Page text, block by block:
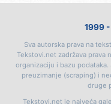
24. Grupa TNT Rijeka
25. Zaim Imamović
26. Azra Husarkić Do
27. Dinacordi Luna Band
Ovo
14. Džej Ramadanovski
15. Noćni Ritam Rekla si
Mon amour
1999
Sva autorska prava na
Tekstovi.net zadržava prava
organizaciju i bazu
preuzimanje (scraping) i
druge
Tekstovi.net je najveća